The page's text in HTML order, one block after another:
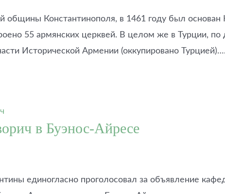
общины Константинополя, в 1461 году был
55 армянских церквей. В целом же в Турции,
Исторической Армении (оккупировано Турцией)….
в Буэнос-Айресе
единогласно проголосовал за объявление